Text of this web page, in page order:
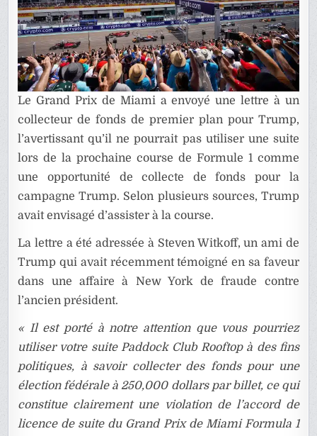
Le Grand Prix de Miami a envoyé une lettre à un
collecteur de fonds de premier plan pour Trump,
l’avertissant qu’il ne pourrait pas utiliser une suite
lors de la prochaine course de Formule 1 comme
une opportunité de collecte de fonds pour la
campagne Trump. Selon plusieurs sources, Trump
avait envisagé d’assister à la course.
La lettre a été adressée à Steven Witkoff, un ami de
Trump qui avait récemment témoigné en sa faveur
dans une affaire à New York de fraude contre
l’ancien président.
« Il est porté à notre attention que vous pourriez
utiliser votre suite Paddock Club Rooftop à des fins
politiques, à savoir collecter des fonds pour une
élection fédérale à 250,000 dollars par billet, ce qui
constitue clairement une violation de l’accord de
licence de suite du Grand Prix de Miami Formula 1